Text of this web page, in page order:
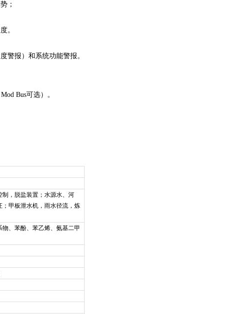
；
。
警报）和系统功能警报。
Bus可选）。
，脱盐装置；水源水、河
甲板泄水机，雨水径流，炼
、苯酚、苯乙烯、氨基二甲